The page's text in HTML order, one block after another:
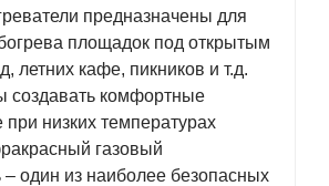
предназначены для
площадок под открытым
летних кафе, пикников и т.д.
создавать комфортные
низких температурах
газовый
– один из наиболее безопасных